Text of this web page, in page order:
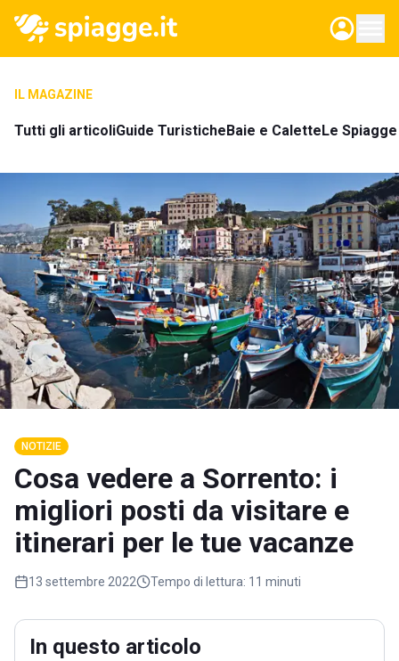
IL MAGAZINE
Tutti gli articoliGuide TuristicheBaie e CaletteLe
NOTIZIE
Cosa vedere a Sorrento: i
migliori posti da visitare e
itinerari per le tue vacanze
13 settembre 2022 Tempo di lettura: 11 minuti
In questo articolo